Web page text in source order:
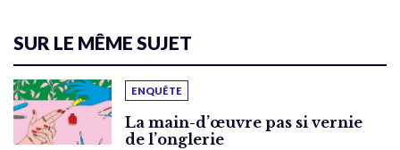
SUR LE MÊME SUJET
ENQUÊTE
La main-d’œuvre pas si vernie
de l’onglerie